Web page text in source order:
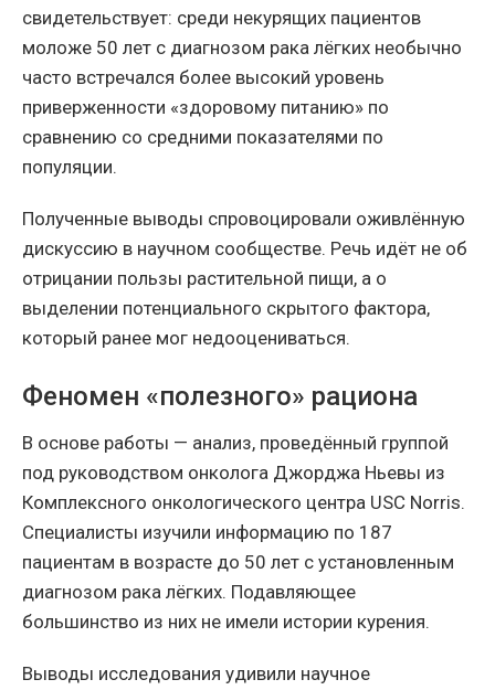
свидетельствует: среди некурящих пациентов
моложе 50 лет с диагнозом рака лёгких необычно
часто встречался более высокий уровень
приверженности «здоровому питанию» по
сравнению со средними показателями по
популяции.
Полученные выводы спровоцировали оживлённую
дискуссию в научном сообществе. Речь идёт не об
отрицании пользы растительной пищи, а о
выделении потенциального скрытого фактора,
который ранее мог недооцениваться.
Феномен «полезного» рациона
В основе работы — анализ, проведённый группой
под руководством онколога Джорджа Ньевы из
Комплексного онкологического центра USC Norris.
Специалисты изучили информацию по 187
пациентам в возрасте до 50 лет с установленным
диагнозом рака лёгких. Подавляющее
большинство из них не имели истории курения.
Выводы исследования удивили научное